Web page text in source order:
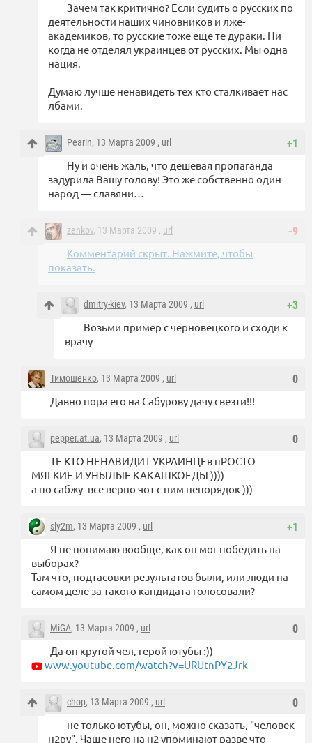
Зачем так критично? Если судить о русских по
деятельности наших чиновников и лже-
академиков, то русские тоже еще те дураки. Ни
когда не отделял украинцев от русских. Мы одна
нация.
Думаю лучше ненавидеть тех кто сталкивает нас
лбами.
+1
Pearin, 13 Марта 2009 , url
Ну и очень жаль, что дешевая пропаганда
задурила Вашу голову! Это же собственно один
народ — славяни…
-9
zenkov, 13 Марта 2009 , url
Комментарий скрыт. Нажмите, чтобы
показать.
+3
dmitry-kiev, 13 Марта 2009 , url
Возьми пример с черновецкого и сходи к
врачу
0
Тимошенко, 13 Марта 2009 , url
Давно пора его на Сабурову дачу свезти!!!
0
pepper.at.ua, 13 Марта 2009 , url
ТЕ КТО НЕНАВИДИТ УКРАИНЦЕв пРОСТО
МЯГКИЕ И УНЫЛЫЕ КАКАШКОЕДЫ ))))
а по сабжу- все верно чот с ним непорядок )))
+1
sly2m, 13 Марта 2009 , url
Я не понимаю вообще, как он мог победить на
выборах?
Там что, подтасовки результатов были, или люди на
самом деле за такого кандидата голосовали?
0
MiGA, 13 Марта 2009 , url
Да он крутой чел, герой ютубы :))
www.youtube.com/watch?v=URUtnPY2Jrk
0
chop, 13 Марта 2009 , url
не только ютубы, он, можно сказать, "человек
н2ру". Чаще него на н2 упоминают разве что